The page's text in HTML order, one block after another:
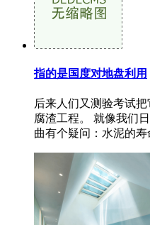
指的是国度对地盘利用
后来人们又测验考试
腐渣工程。 就像我们
曲有个疑问：水泥的